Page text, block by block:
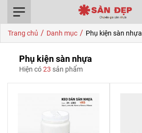
Trang chủ / Danh mục / Phụ kiện sàn nhựa
Phụ kiện sàn nhựa
Hiện có23 sản phẩm